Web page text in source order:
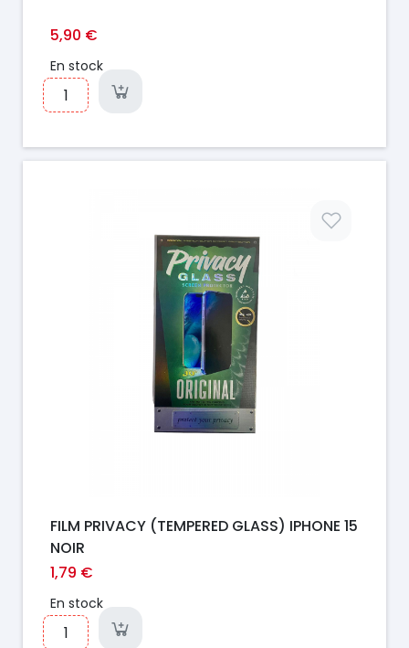
5,90 €
En stock
FILM PRIVACY (TEMPERED GLASS) IPHONE 15
NOIR
1,79 €
En stock